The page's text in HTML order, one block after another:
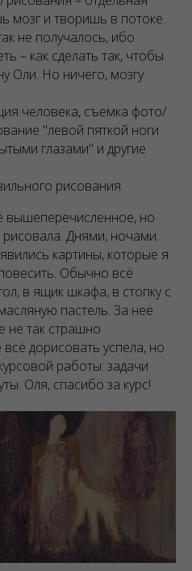
мозг и творишь в потоке.
не получалось, ибо
– как сделать так, чтобы
Оли. Но ничего, мозгу
человека, съемка фото/
"левой пяткой ноги
глазами" и другие
рисования.
но
Днями, ночами.
картины, которые я
Обычно всё
в ящик шкафа, в стопку с
пастель. За неё
не так страшно
дорисовать успела, но
работы: задачи
Оля, спасибо за курс!